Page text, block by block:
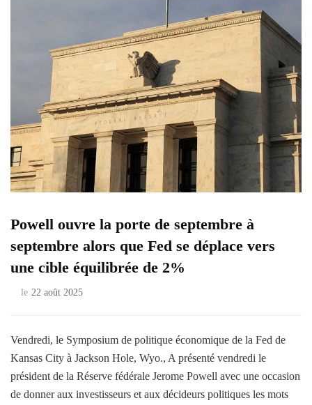
Powell ouvre la porte de septembre à
septembre alors que Fed se déplace vers
une cible équilibrée de 2%
le 22 août 2025
Vendredi, le Symposium de politique économique de la Fed de
Kansas City à Jackson Hole, Wyo., A présenté vendredi le
président de la Réserve fédérale Jerome Powell avec une occasion
de donner aux investisseurs et aux décideurs politiques les mots